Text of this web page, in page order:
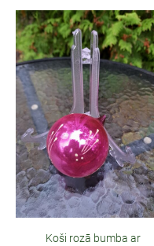
Koši rozā bumba ar